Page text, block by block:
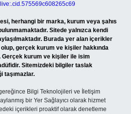
herhangi bir marka, kurum veya şahıs
Sitede yalnızca kendi
Burada yer alan içerikler
gerçek kurum ve kişiler hakkında
Gerçek kurum ve kişiler ile isim
Sitemizdeki bilgiler taslak
taşımazlar.
Bilgi Teknolojileri ve İletişim
bir Yer Sağlayıcı olarak hizmet
içerikleri proaktif olarak denetleme